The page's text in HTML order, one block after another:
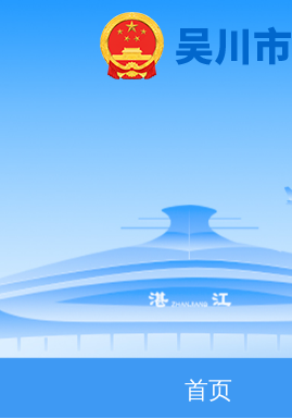
首页